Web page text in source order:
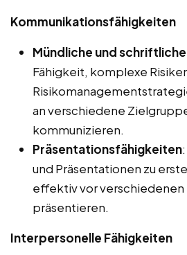
Kommunikationsfähigkeiten
Mündliche und
Fähigkeit, komplexe
an verschiedene
kommunizieren.
Präsentationsfähigkeiten
und Präsentationen zu
effektiv vor verschiedenen
präsentieren.
Interpersonelle Fähigkeiten